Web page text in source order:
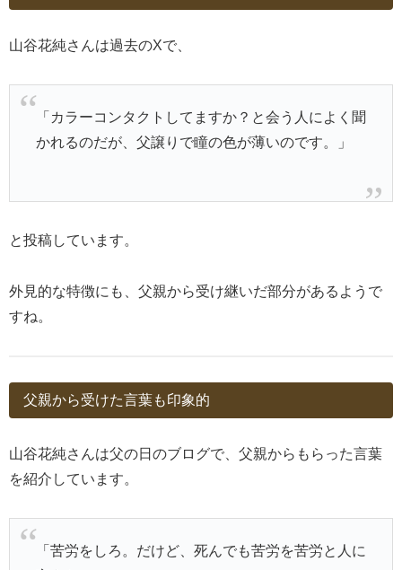
山谷花純さんは過去のXで、
「カラーコンタクトしてますか？と会う人によく聞
かれるのだが、父譲りで瞳の色が薄いのです。」
と投稿しています。
外見的な特徴にも、父親から受け継いだ部分があるようで
すね。
父親から受けた言葉も印象的
山谷花純さんは父の日のブログで、父親からもらった言葉
を紹介しています。
「苦労をしろ。だけど、死んでも苦労を苦労と人に